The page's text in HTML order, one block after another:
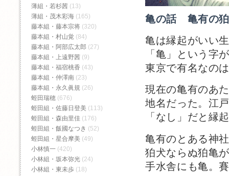
亀の話 亀有の
亀は縁起がいい
「亀」という字
東京で有名なの
現在の亀有のあ
地名だった。江
「なし」だと縁
亀有のとある神
狛犬ならぬ狛亀
手水舎にも亀。
薄組・若杉茜 (13)
薄組・茂木彩海 (165)
藤本組・藤本宗将 (320)
藤本組・村山覚 (84)
藤本組・阿部広太郎 (27)
藤本組・上遠野茜 (9)
藤本組・福宿桃香‬ (43)
藤本組・仲澤南 (23)
藤本組・永久眞規 (26)
蛭田瑞穂 (676)
蛭田組・佐藤日登美 (113)
蛭田組・森由里佳 (176)
蛭田組・飯國なつき (52)
蛭田組・星合摩美 (49)
小林慎一 (420)
小林組・坂本弥光 (24)
小林組・東未歩 (18)